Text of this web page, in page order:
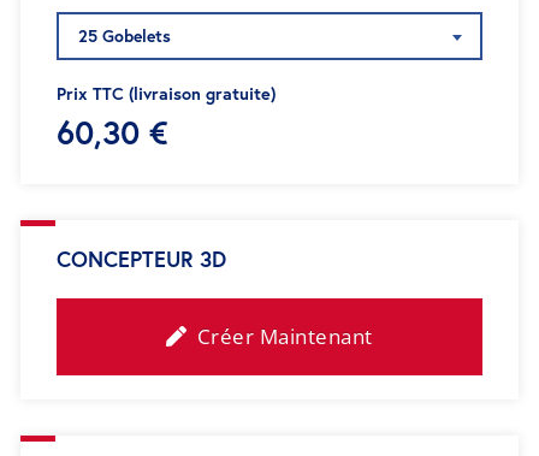
début
Galerie
d’images
25 Gobelets
Prix TTC (livraison gratuite)
60,30 €
CONCEPTEUR 3D
Créer Maintenant